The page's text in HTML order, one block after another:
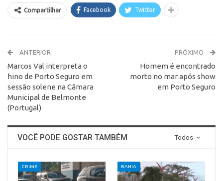
Compartilhar Facebook Twitter
ANTERIOR
Marcos Val interpreta o
hino de Porto Seguro em
sessão solene na Câmara
Municipal de Belmonte
(Portugal)
PRÓXIMO
Homem é encontrado
morto no mar após show
em Porto Seguro
Todos
VOCÊ PODE GOSTAR TAMBÉM
CRIME BAHIA